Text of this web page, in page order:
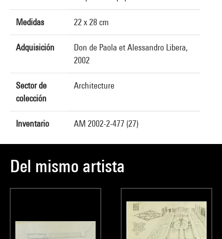
Medidas 22 x 28 cm
Adquisición
Don de Paola et Alessandro Libera,
2002
Sector de
colección
Architecture
Inventario AM 2002-2-477 (27)
Del mismo artista